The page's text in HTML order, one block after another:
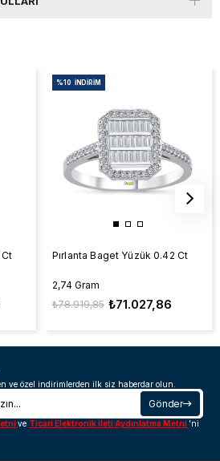
Pırlanta Baget Yüzük 0.42 Ct
2,74 Gram
₺71.027,86
₺78.919,85
%10 İNDIRIM
ve özel indirimlerden ilk siz haberdar olun.
Gönder
ve Ticari Elektronik İleti Aydınlatma Metni 'ni